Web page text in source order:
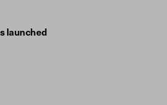
launched